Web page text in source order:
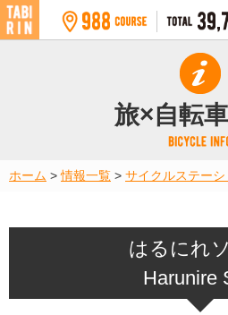
旅×自転
ホーム >情報一覧 > サイクルステーシ
はるにれ
Harunire